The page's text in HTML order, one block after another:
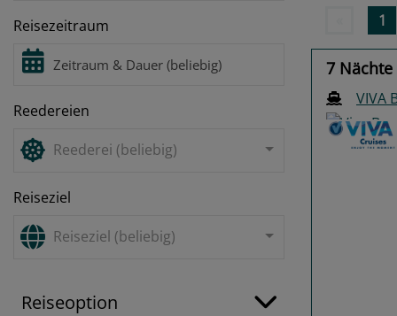
Reisezeitraum
Reedereien
Reederei (beliebig)
Reiseziel
Reiseziel (beliebig)
Reiseoption
1
7 Nächte
VIVA